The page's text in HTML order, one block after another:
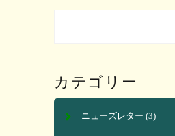
カテゴリー
ニューズレター (3)